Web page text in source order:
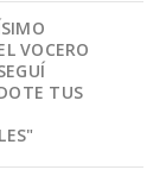
VOCERO
TUS